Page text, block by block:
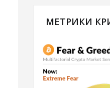
МЕТРИКИ